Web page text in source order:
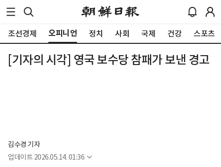
조선경제 오피니언 정치 사회 국제 건강 스포츠
[기자의 시각] 영국 보수당 참패가 보낸 경고
김수경 기자
업데이트 2026.05.14. 01:36